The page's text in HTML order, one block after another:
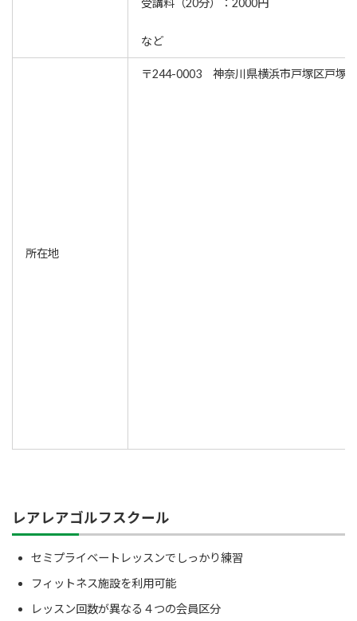
受講料（20分）：2000円
など
所在地
〒244-0003 神奈川県横浜市戸塚区戸塚
レアレアゴルフスクール
セミプライベートレッスンでしっかり練習
フィットネス施設を利用可能
レッスン回数が異なる４つの会員区分